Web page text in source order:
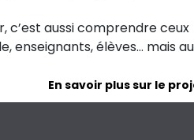
c’est aussi comprendre ceux
enseignants, élèves… mais
En savoir plus sur le